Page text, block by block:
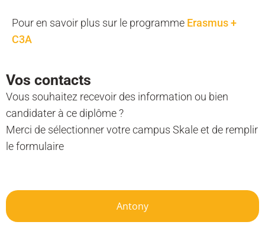
Pour en savoir plus sur le programme Erasmus +
C3A
Vos contacts
Vous souhaitez recevoir des information ou bien
candidater à ce diplôme ?
Merci de sélectionner votre campus Skale et de remplir
le formulaire
Antony